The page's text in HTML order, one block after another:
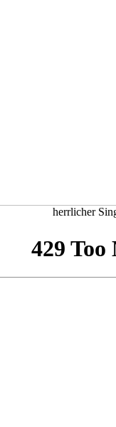
herrlicher